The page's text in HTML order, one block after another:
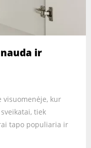
ir
visuomenėje, kur
tiek
tapo populiaria ir